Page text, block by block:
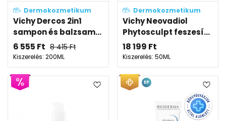
Dermokozmetikum
Vichy Dercos 2in1
sampon és balzsam...
6 555 Ft 8 415Ft
Kiszerelés: 200ML
Dermokozmetikum
Vichy Neovadiol
Phytosculpt feszesí...
18 199 Ft
Kiszerelés: 50ML
EP